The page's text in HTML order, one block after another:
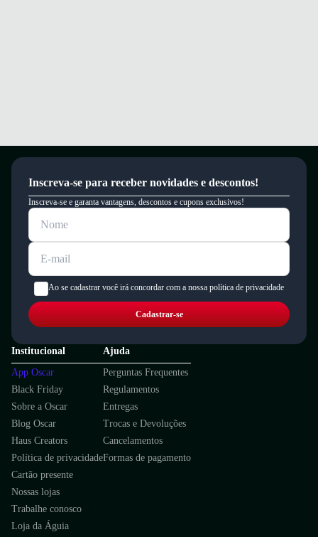
Inscreva-se para receber novidades e descontos!
Inscreva-se e garanta vantagens, descontos e cupons exclusivos!
Ao se cadastrar você irá concordar com a nossa política de privacidade
Cadastrar-se
Institucional
App Oscar
Black Friday
Sobre a Oscar
Blog Oscar
Haus Creators
Política de privacidade
Cartão presente
Nossas lojas
Trabalhe conosco
Loja da Águia
Ajuda
Perguntas Frequentes
Regulamentos
Entregas
Trocas e Devoluções
Cancelamentos
Formas de pagamento